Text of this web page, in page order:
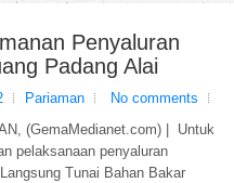
Penyaluran
Padang Alai
Pariaman
No comments
(GemaMedianet.com) | Untuk
pelaksanaan penyaluran
Tunai Bahan Bakar